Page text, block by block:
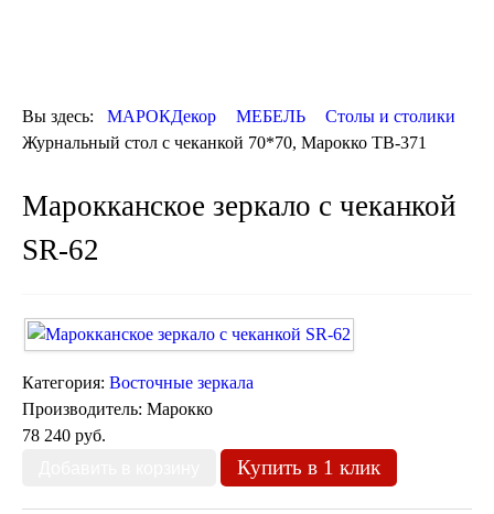
Люстры марокканские
Люстры из мозаики
Марокканские Мозаичные
ДОСТАВКА
Вы здесь: МАРОКДекор МЕБЕЛЬ
Столы и столики
Журнальный cтол с чеканкой 70*70, Марокко TB-371
Марокканское зеркало с чеканкой
SR-62
Категория: Восточные зеркала
Производитель: Марокко
78 240 руб.
Купить в 1 клик